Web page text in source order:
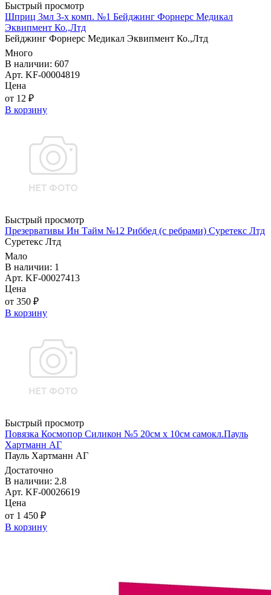
Быстрый просмотр
Шприц 3мл 3-х комп. №1 Бейджинг Форнерс Медикал
Эквипмент Ко.,Лтд
Бейджинг Форнерс Медикал Эквипмент Ко.,Лтд
Много
В наличии: 607
Арт. KF-00004819
Цена
от 12 ₽
В корзину
Быстрый просмотр
Презервативы Ин Тайм №12 Риббед (с ребрами) Суретекс Лтд
Суретекс Лтд
Мало
В наличии: 1
Арт. KF-00027413
Цена
от 350 ₽
В корзину
Быстрый просмотр
Повязка Космопор Силикон №5 20см х 10см самокл.Пауль
Хартманн AГ
Пауль Хартманн AГ
Достаточно
В наличии: 2.8
Арт. KF-00026619
Цена
от 1 450 ₽
В корзину